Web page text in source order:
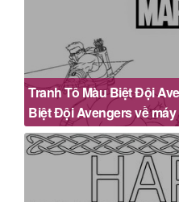
Tranh Tô Màu Biệt Đội
Biệt Đội Avengers về